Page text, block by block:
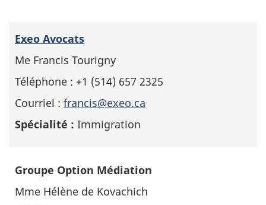
Exeo Avocats
Me Francis Tourigny
Téléphone : +1 (514) 657 2325
Courriel : francis@exeo.ca
Spécialité : Immigration
Groupe Option Médiation
Mme Hélène de Kovachich